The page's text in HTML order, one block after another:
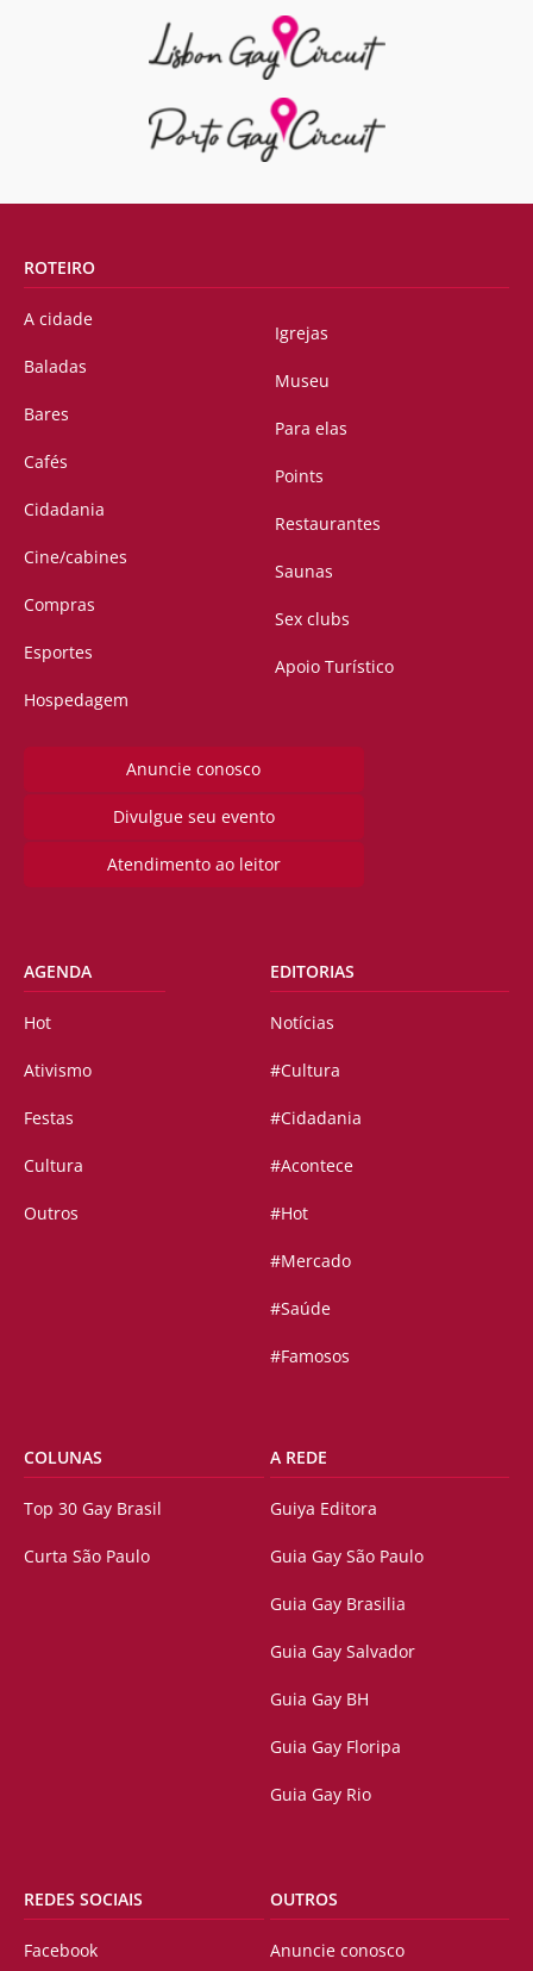
ROTEIRO
A cidade
Baladas
Bares
Cafés
Cidadania
Cine/cabines
Compras
Esportes
Hospedagem
Igrejas
Museu
Para elas
Points
Restaurantes
Saunas
Sex clubs
Apoio Turístico
Anuncie conosco
Divulgue seu evento
Atendimento ao leitor
AGENDA
Hot
Ativismo
Festas
Cultura
Outros
EDITORIAS
Notícias
#Cultura
#Cidadania
#Acontece
#Hot
#Mercado
#Saúde
#Famosos
COLUNAS
Top 30 Gay Brasil
Curta São Paulo
A REDE
Guiya Editora
Guia Gay São Paulo
Guia Gay Brasilia
Guia Gay Salvador
Guia Gay BH
Guia Gay Floripa
Guia Gay Rio
REDES SOCIAIS
Facebook
OUTROS
Anuncie conosco